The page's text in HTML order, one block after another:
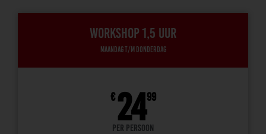
Workshop 1,5 uur
Maandag t/m donderdag
€ 2499
per persoon